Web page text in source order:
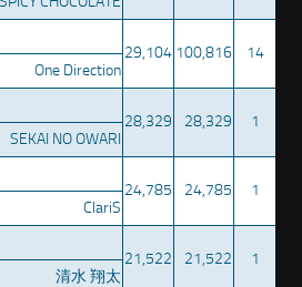
29,104 100,816
14
One Direction
28,329
28,329
1
SEKAI NO OWARI
24,785
24,785
1
ClariS
21,522
21,522
1
清水 翔太